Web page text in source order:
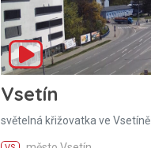
Vsetín
světelná křižovatka ve Vsetíně